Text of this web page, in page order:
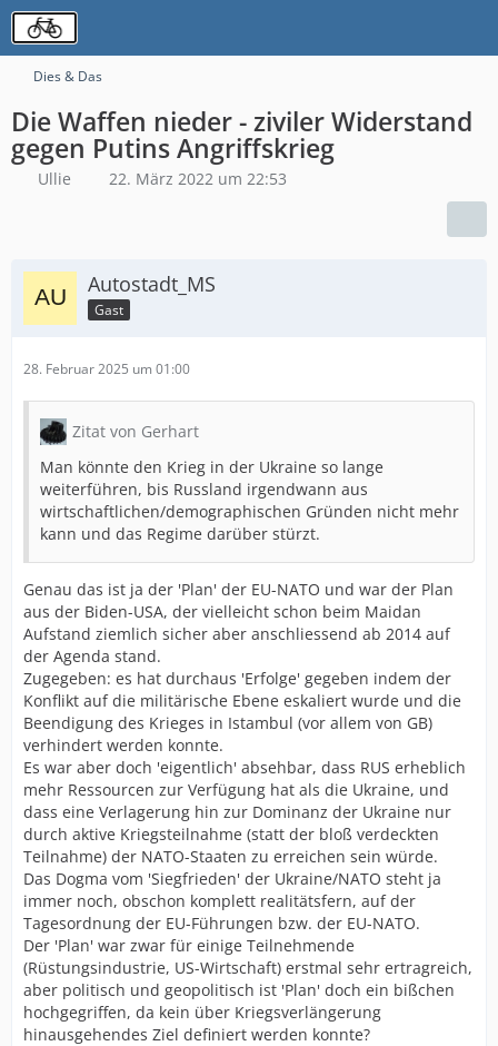
Dies & Das
Die Waffen nieder - ziviler Widerstand
gegen Putins Angriffskrieg
Ullie 22. März 2022 um 22:53
Autostadt_MS
Gast
28. Februar 2025 um 01:00
Zitat von Gerhart
Man könnte den Krieg in der Ukraine so lange
weiterführen, bis Russland irgendwann aus
wirtschaftlichen/demographischen Gründen nicht mehr
kann und das Regime darüber stürzt.
Genau das ist ja der 'Plan' der EU-NATO und war der Plan
aus der Biden-USA, der vielleicht schon beim Maidan
Aufstand ziemlich sicher aber anschliessend ab 2014 auf
der Agenda stand.
Zugegeben: es hat durchaus 'Erfolge' gegeben indem der
Konflikt auf die militärische Ebene eskaliert wurde und die
Beendigung des Krieges in Istambul (vor allem von GB)
verhindert werden konnte.
Es war aber doch 'eigentlich' absehbar, dass RUS erheblich
mehr Ressourcen zur Verfügung hat als die Ukraine, und
dass eine Verlagerung hin zur Dominanz der Ukraine nur
durch aktive Kriegsteilnahme (statt der bloß verdeckten
Teilnahme) der NATO-Staaten zu erreichen sein würde.
Das Dogma vom 'Siegfrieden' der Ukraine/NATO steht ja
immer noch, obschon komplett realitätsfern, auf der
Tagesordnung der EU-Führungen bzw. der EU-NATO.
Der 'Plan' war zwar für einige Teilnehmende
(Rüstungsindustrie, US-Wirtschaft) erstmal sehr ertragreich,
aber politisch und geopolitisch ist 'Plan' doch ein bißchen
hochgegriffen, da kein über Kriegsverlängerung
hinausgehendes Ziel definiert werden konnte?